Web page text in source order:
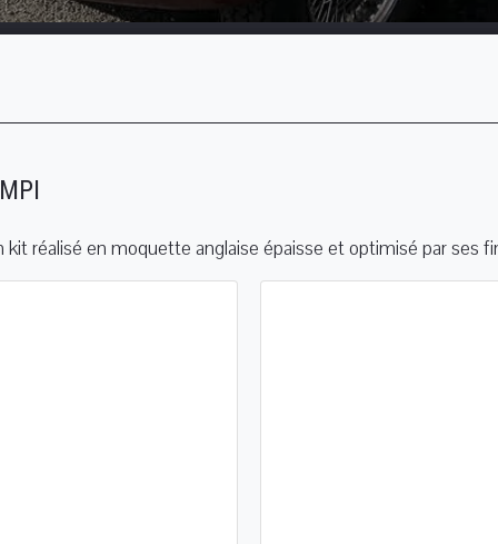
réalisé en moquette anglaise épaisse et optimisé par ses